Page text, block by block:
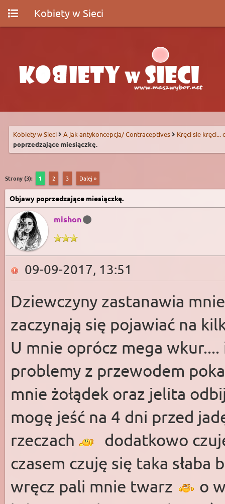
Kobiety w Sieci
Kobiety w Sieci A jak antykoncepcja/ Contraceptives
Kręci sie kręci...
poprzedzające miesiączkę.
Strony (3): 1 2 3 Dalej »
Objawy poprzedzające miesiączkę.
mishon
09-09-2017, 13:51
Dziewczyny zastanawia
zaczynają się pojawiać na
U mnie oprócz mega
problemy z przewodem
mnie żołądek oraz jelita
mogę jeść na 4 dni przed
rzeczach
dodatkowo
czasem czuję się taka
wręcz pali mnie twarz
o